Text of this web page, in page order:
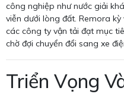
công nghiệp như nước giải
viễn dưới lòng đất. Remora
các công ty vận tải đạt mục
chờ đợi chuyển đổi sang xe
Triển Vọng